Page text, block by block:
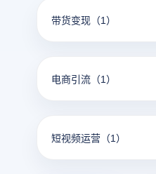
带货变现 （1）
电商引流 （1）
短视频运营 （1）